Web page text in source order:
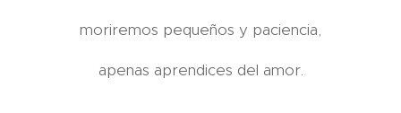
moriremos pequeños y paciencia,
apenas aprendices del amor.